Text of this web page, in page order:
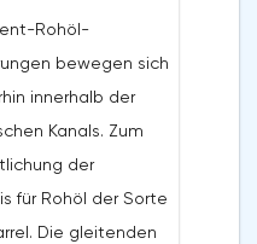
Rohöl-
bewegen sich
innerhalb der
Kanals. Zum
der
für Rohöl der Sorte
Die gleitenden